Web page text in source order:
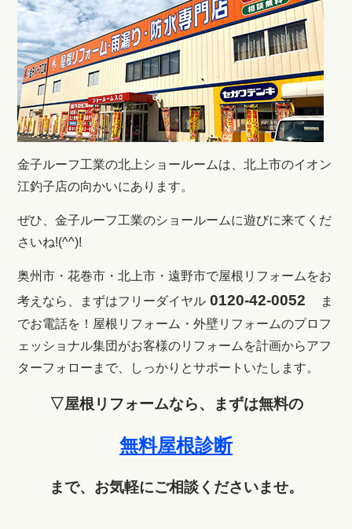
金子ルーフ工業の北上ショールームは、北上市のイオン
江釣子店の向かいにあります。
ぜひ、金子ルーフ工業のショールームに遊びに来てくだ
さいね!(^^)!
奥州市・花巻市・北上市・遠野市で屋根リフォームをお
考えなら、まずはフリーダイヤル 0120-42-0052
ま
でお電話を！ 屋根リフォーム・外壁リフォームのプロフ
ェッショナル集団がお客様のリフォームを計画からアフ
ターフォローまで、しっかりとサポートいたします。
▽屋根リフォームなら、まずは無料の
無料屋根診断
まで、お気軽にご相談くださいませ。